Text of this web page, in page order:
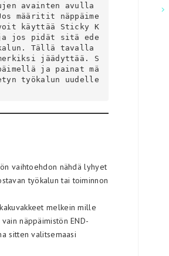
avainten avulla
määritit näppäime
käyttää Sticky K
ja jos pidät sitä ede
Tällä tavalla
jäädyttää. S
ja painat mä
työkalun uudelle
vaihtoehdon nähdä lyhyet
työkalun tai toiminnon
melkein mille
näppäimistön END-
sitten valitsemaasi